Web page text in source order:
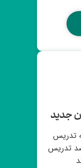
جدید
تدریس
تدریس